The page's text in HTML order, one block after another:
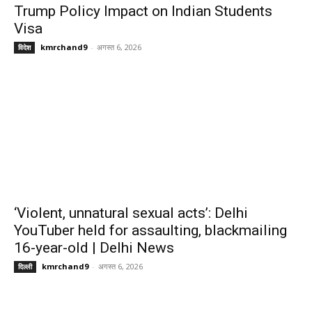
Trump Policy Impact on Indian Students
Visa
विदेश kmrchand9 - अगस्त 6, 2026
‘Violent, unnatural sexual acts’: Delhi
YouTuber held for assaulting, blackmailing
16-year-old | Delhi News
दिल्ली kmrchand9 - अगस्त 6, 2026